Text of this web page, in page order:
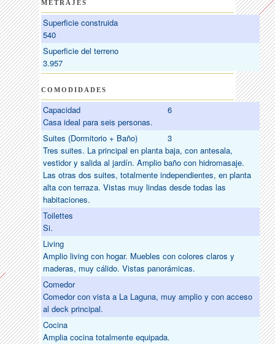
METRAJES
Superficie construida
540
Superficie del terreno
3.957
COMODIDADES
Capacidad
6
Casa ideal para seis personas.
Suites (Dormitorio + Baño)
3
Tres suites. La principal en planta baja, con antesala,
vestidor y salida al jardín. Amplio baño con hidromasaje.
Las otras dos suites, totalmente independientes, en planta
alta con terraza. Vistas muy lindas desde todas las
habitaciones.
Toilettes
Si.
Living
Amplio living con hogar. Muebles con colores claros y
maderas, muy cálido. Vistas panorámicas.
Comedor
Comedor con vista a La Laguna, muy amplio y con acceso
al deck principal.
Cocina
Amplia cocina totalmente equipada.